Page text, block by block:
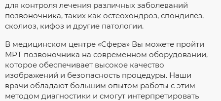
для контроля лечения различных заболеваний
позвоночника, таких как остеохондроз, спондилёз,
сколиоз, кифоз и другие патологии.
В медицинском центре «Сфера» Вы можете пройти
МРТ позвоночника на современном оборудовании,
которое обеспечивает высокое качество
изображений и безопасность процедуры. Наши
врачи обладают большим опытом работы с этим
методом диагностики и смогут интерпретировать